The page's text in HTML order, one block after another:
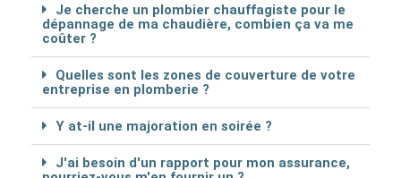
Je cherche un plombier chauffagiste pour le
dépannage de ma chaudière, combien ça va me
coûter ?
Quelles sont les zones de couverture de votre
entreprise en plomberie ?
Y at-il une majoration en soirée ?
J'ai besoin d'un rapport pour mon assurance,